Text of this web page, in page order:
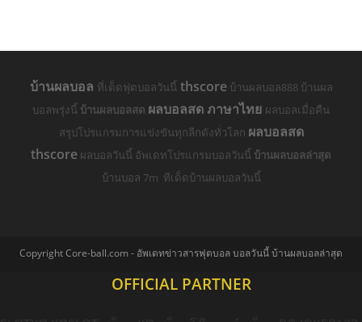
บ้านผลบอล ที่เด็ดฟุตบอลวันนี้ thscoreบ้านผลบอล888 บ้านผล
บอลพรุ่งนี้ บ้านผลบอลสด ผลบอลสด ภาษาไทย ผลบอลเมื่อคืน
สรุปโปรแกรมการแข่งขันทุกลีกดังทั่วโลก ผลบอลสด
thscore ผลบอลวันนี้ อัพเดทโปรแกรมบอลวันนี้ บ้านผลบอลล่าสุด
บ้านบอล 7m ทีเด็ดบ้านผลบอลวันนี้
Copyright Core-ball.com - อัพเดทข่าวสารฟุตบอล บอลวันนี้ บ้านผลบอลล่าสุด
OFFICIAL PARTNER